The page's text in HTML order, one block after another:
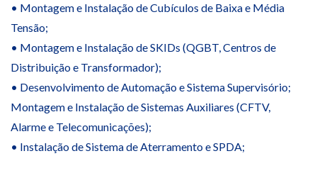
• Montagem e Instalação de Cubículos de Baixa e Média
Tensão;
• Montagem e Instalação de SKIDs (QGBT, Centros de
Distribuição e Transformador);
• Desenvolvimento de Automação e Sistema Supervisório;
Montagem e Instalação de Sistemas Auxiliares (CFTV,
Alarme e Telecomunicações);
• Instalação de Sistema de Aterramento e SPDA;